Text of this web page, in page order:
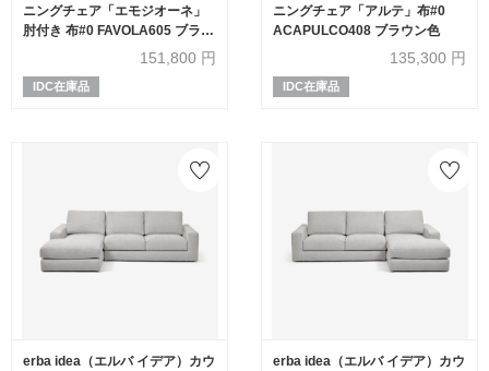
ニングチェア「エモジオーネ」
肘付き 布#0 FAVOLA605 ブラッ
151,800 円
IDC在庫品
ニングチェア「アルテ」布#0
ACAPULCO408 ブラウン色
135,300 円
IDC在庫品
erba idea（エルバ イデア）カウ
erba idea（エルバ イデア）カウ